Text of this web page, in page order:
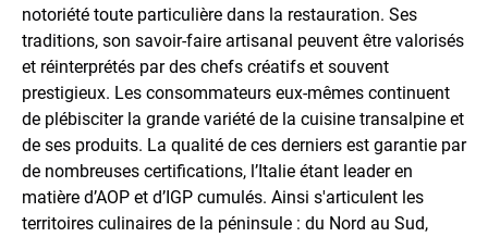
notoriété toute particulière dans la restauration. Ses
traditions, son savoir-faire artisanal peuvent être valorisés
et réinterprétés par des chefs créatifs et souvent
prestigieux. Les consommateurs eux-mêmes continuent
de plébisciter la grande variété de la cuisine transalpine et
de ses produits. La qualité de ces derniers est garantie par
de nombreuses certifications, l’Italie étant leader en
matière d’AOP et d’IGP cumulés. Ainsi s'articulent les
territoires culinaires de la péninsule : du Nord au Sud,